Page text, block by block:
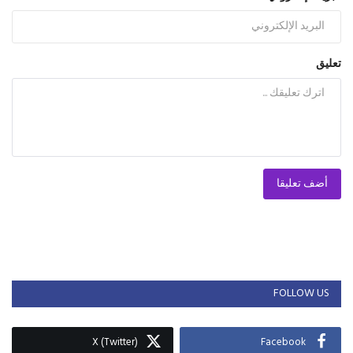
تعليق
أضف تعليقا
FOLLOW US
Facebook
X (Twitter)